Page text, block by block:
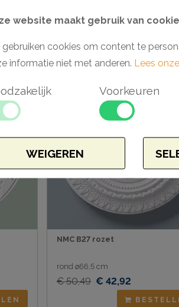
artikelen
NMC B27 rozet
rond ø66,5 cm
€ 50,49 € 42,92
website maakt gebruik van
gebruiken cookies om content te
informatie niet met anderen. Lees
Voorkeuren
WEIGEREN